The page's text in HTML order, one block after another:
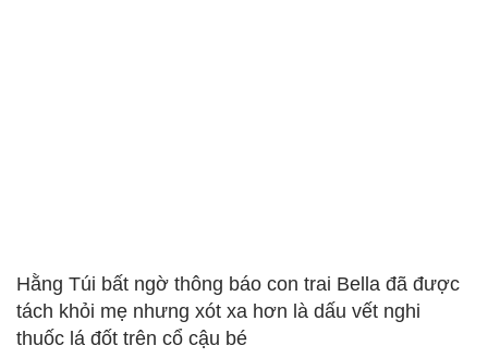
Hằng Túi bất ngờ thông báo con trai Bella đã được
tách khỏi mẹ nhưng xót xa hơn là dấu vết nghi
thuốc lá đốt trên cổ cậu bé